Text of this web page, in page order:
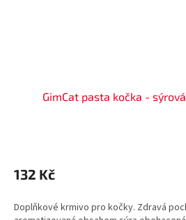
GimCat pasta kočka -
132 Kč
Doplňkové krmivo pro kočky. Zdravá